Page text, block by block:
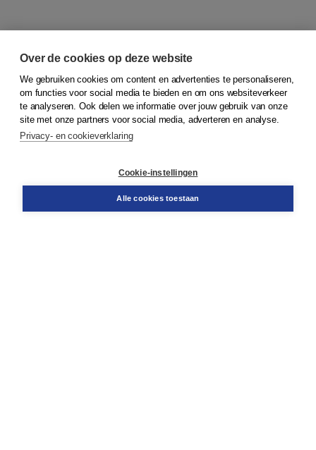
© 2026Koninklijke Boom uitgevers
Bestellen
Over de cookies op deze website
We gebruiken cookies om content en advertenties te personaliseren,
om functies voor social media te bieden en om ons websiteverkeer
te analyseren. Ook delen we informatie over jouw gebruik van onze
site met onze partners voor social media, adverteren en analyse.
Privacy- en cookieverklaring
Cookie-instellingen
Alle cookies toestaan